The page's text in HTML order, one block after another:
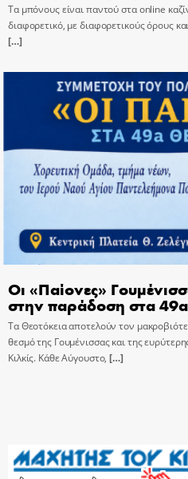
Τα μπόνους είναι παντού στα online
διαφορετικό, με διαφορετικούς όρους
[…]
Οι «Παίονες»
στην παράδοση στα
Τα Θεοτόκεια αποτελούν τον
θεσμό της Γουμένισσας και της
Κιλκίς. Κάθε Αύγουστο, […]